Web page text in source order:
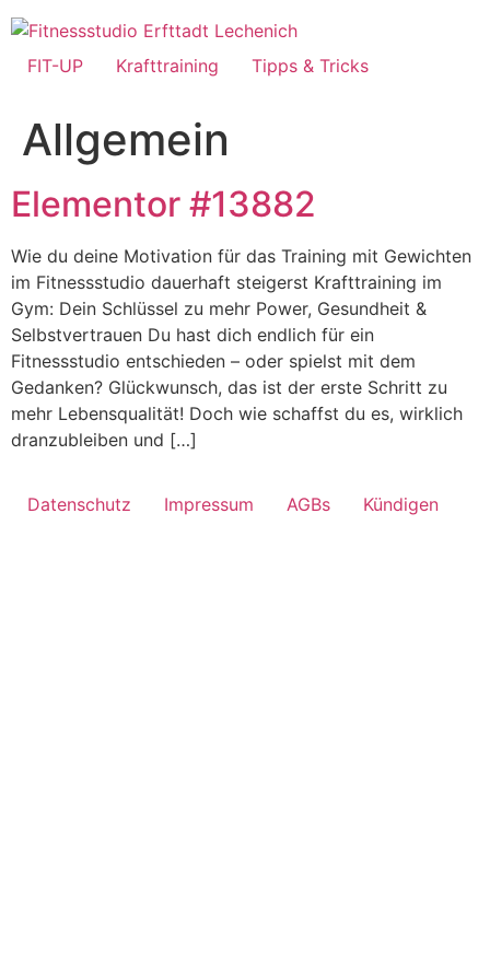
Zum
Inhalt
springen
FIT-UP Krafttraining Tipps & Tricks
Allgemein
Elementor #13882
Wie du deine Motivation für das Training mit Gewichten
im Fitnessstudio dauerhaft steigerst Krafttraining im
Gym: Dein Schlüssel zu mehr Power, Gesundheit &
Selbstvertrauen Du hast dich endlich für ein
Fitnessstudio entschieden – oder spielst mit dem
Gedanken? Glückwunsch, das ist der erste Schritt zu
mehr Lebensqualität! Doch wie schaffst du es, wirklich
dranzubleiben und […]
Datenschutz Impressum AGBs Kündigen